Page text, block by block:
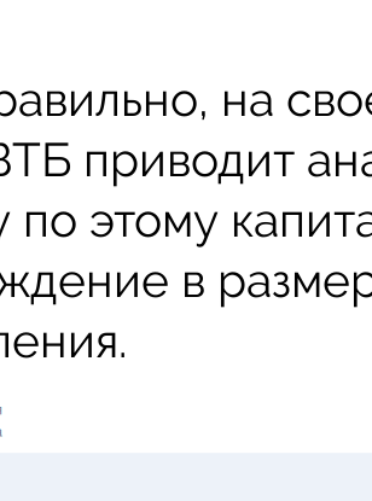
на
приводит
по этому
в